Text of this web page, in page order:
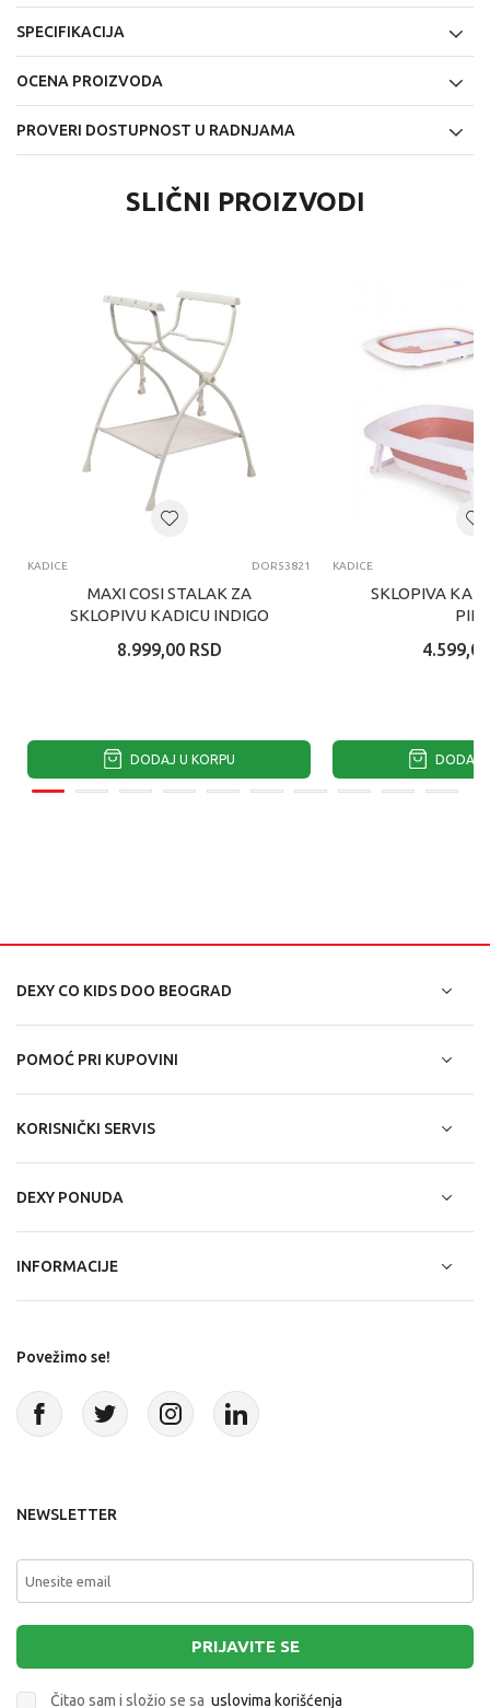
SPECIFIKACIJA
OCENA PROIZVODA
PROVERI DOSTUPNOST U RADNJAMA
SLIČNI PROIZVODI
KADICE DOR53821
MAXI COSI STALAK ZA
SKLOPIVU KADICU INDIGO
8.999,00 RSD
DODAJ U KORPU
KADICE
SKLOPIVA
4.599,00
DODAJ
DEXY CO KIDS DOO BEOGRAD
POMOĆ PRI KUPOVINI
KORISNIČKI SERVIS
DEXY PONUDA
INFORMACIJE
Povežimo se!
NEWSLETTER
PRIJAVITE SE
Čitao sam i složio se sa uslovima korišćenja